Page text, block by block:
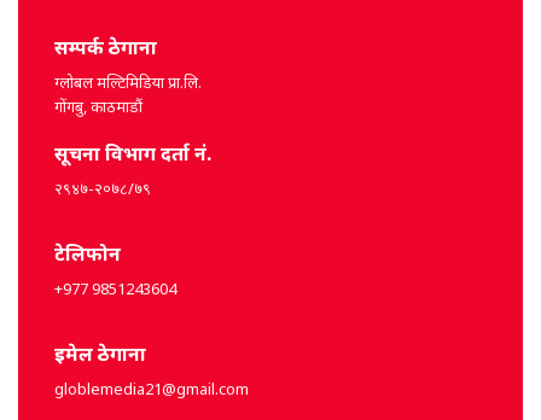
सम्पर्क ठेगाना
ग्लोबल मल्टिमिडिया प्रा.लि.
गोंगबु, काठमाडौं
सूचना विभाग दर्ता नं.
२९४७-२०७८/७९
टेलिफोन
+977 9851243604
इमेल ठेगाना
globlemedia21@gmail.com